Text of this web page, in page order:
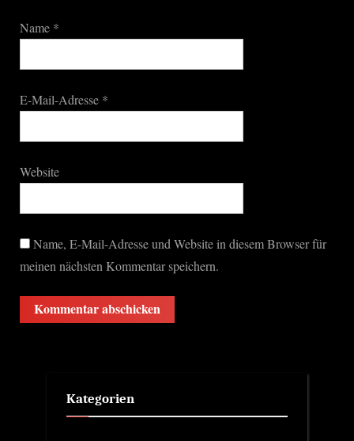
Name *
E-Mail-Adresse *
Website
Name, E-Mail-Adresse und Website in diesem Browser für
meinen nächsten Kommentar speichern.
Kategorien